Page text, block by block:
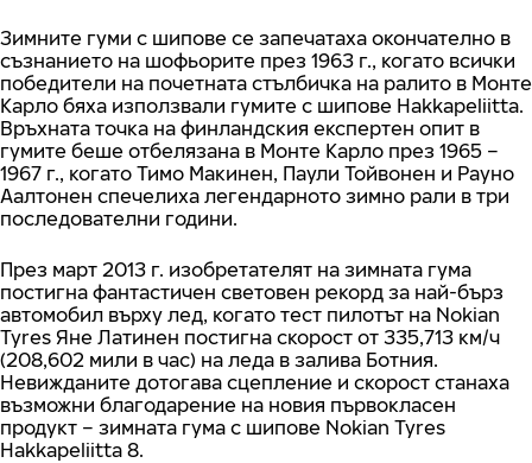
Зимните гуми с шипове се запечатаха окончателно в
съзнанието на шофьорите през 1963 г., когато всички
победители на почетната стълбичка на ралито в Монте
Карло бяха използвали гумите с шипове Hakkapeliitta.
Връхната точка на финландския експертен опит в
гумите беше отбелязана в Монте Карло през 1965 –
1967 г., когато Тимо Макинен, Паули Тойвонен и Рауно
Аалтонен спечелиха легендарното зимно рали в три
последователни години.
През март 2013 г. изобретателят на зимната гума
постигна фантастичен световен рекорд за най-бърз
автомобил върху лед, когато тест пилотът на Nokian
Tyres Яне Латинен постигна скорост от 335,713 км/ч
(208,602 мили в час) на леда в залива Ботния.
Невижданите дотогава сцепление и скорост станаха
възможни благодарение на новия първокласен
продукт – зимната гума с шипове Nokian Tyres
Hakkapeliitta 8.